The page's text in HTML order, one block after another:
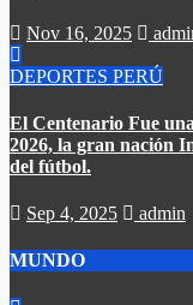
Nov 16, 2025
DEPORTES PERÚ
El Centenario Fue
2026, la gran nación
del fútbol.
Sep 4, 2025 admin
MUNDO